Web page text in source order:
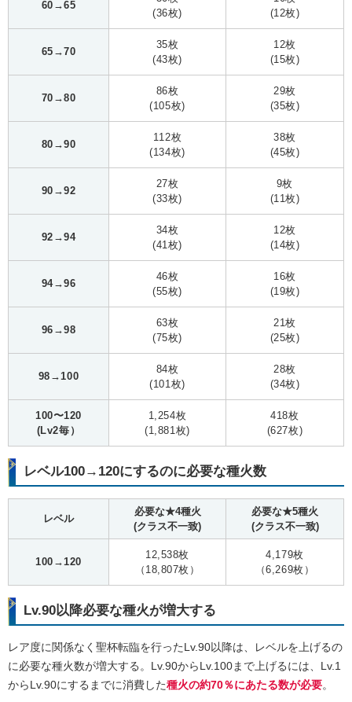
60→65
(36枚)
(12枚)
65→70
35枚
(43枚)
12枚
(15枚)
70→80
86枚
(105枚)
29枚
(35枚)
80→90
112枚
(134枚)
38枚
(45枚)
90→92
27枚
(33枚)
9枚
(11枚)
92→94
34枚
(41枚)
12枚
(14枚)
94→96
46枚
(55枚)
16枚
(19枚)
96→98
63枚
(75枚)
21枚
(25枚)
98→100
84枚
(101枚)
28枚
(34枚)
100〜120
(Lv2毎）
1,254枚
(1,881枚)
418枚
(627枚)
レベル100→120にするのに必要な種火数
レベル
必要な★4種火
(クラス不一致)
必要な★5種火
(クラス不一致)
100→120
12,538枚
（18,807枚）
4,179枚
（6,269枚）
Lv.90以降必要な種火が増大する
レア度に関係なく聖杯転臨を行ったLv.90以降は、レベルを上げるの
に必要な種火数が増大する。Lv.90からLv.100まで上げるには、Lv.1
からLv.90にするまでに消費した種火の約70％にあたる数が必要。